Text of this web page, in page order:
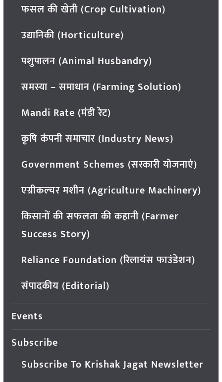
फसल की खेती (Crop Cultivation)
उद्यानिकी (Horticulture)
पशुपालन (Animal Husbandry)
समस्या – समाधान (Farming Solution)
Mandi Rate (मंडी रेट)
कृषि कंपनी समाचार (Industry News)
Government Schemes (सरकारी योजनाएं)
एग्रीकल्चर मशीन (Agriculture Machinery)
किसानों की सफलता की कहानी (Farmer
Success Story)
Reliance Foundation (रिलायंस फाउंडेशन)
संपादकीय (Editorial)
Events
Subscribe
Subscribe To Krishak Jagat Newsletter